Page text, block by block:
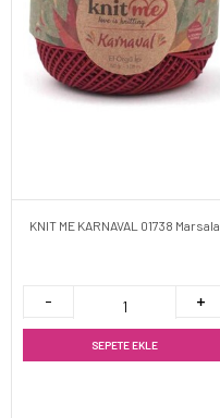
KNIT ME KARNAVAL 01738 Marsala
SEPETE EKLE